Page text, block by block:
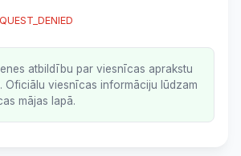
atbildību par viesnīcas aprakstu
Oficiālu viesnīcas informāciju lūdzam
mājas lapā.